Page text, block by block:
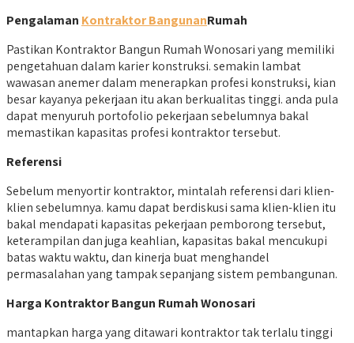
Pengalaman Kontraktor BangunanRumah
Pastikan Kontraktor Bangun Rumah Wonosari yang memiliki
pengetahuan dalam karier konstruksi. semakin lambat
wawasan anemer dalam menerapkan profesi konstruksi, kian
besar kayanya pekerjaan itu akan berkualitas tinggi. anda pula
dapat menyuruh portofolio pekerjaan sebelumnya bakal
memastikan kapasitas profesi kontraktor tersebut.
Referensi
Sebelum menyortir kontraktor, mintalah referensi dari klien-
klien sebelumnya. kamu dapat berdiskusi sama klien-klien itu
bakal mendapati kapasitas pekerjaan pemborong tersebut,
keterampilan dan juga keahlian, kapasitas bakal mencukupi
batas waktu waktu, dan kinerja buat menghandel
permasalahan yang tampak sepanjang sistem pembangunan.
Harga Kontraktor Bangun Rumah Wonosari
mantapkan harga yang ditawari kontraktor tak terlalu tinggi